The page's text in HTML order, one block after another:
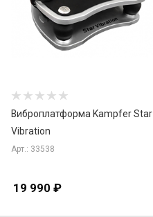
Виброплатформа Kampfer Star
Vibration
Арт.: 33538
19 990 ₽